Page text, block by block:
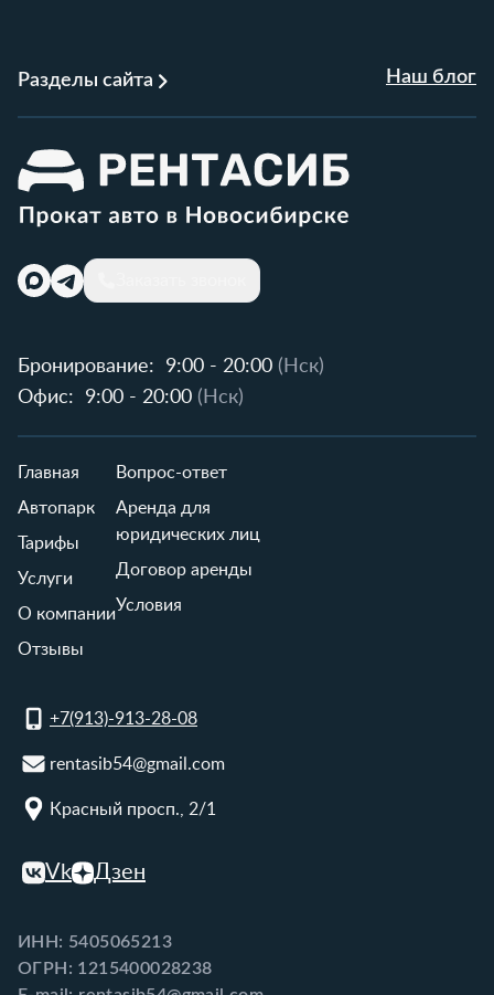
Разделы сайта Наш блог
Бронирование: 9:00 - 20:00 (Нск)
Офис:
9:00 - 20:00 (Нск)
Главная
Автопарк
Тарифы
Услуги
О компании
Отзывы
Вопрос-ответ
Аренда для
юридических лиц
Договор аренды
Условия
+7(913)-913-28-08
rentasib54@gmail.com
Красный просп., 2/1
Vk Дзен
ИНН: 5405065213
ОГРН: 1215400028238